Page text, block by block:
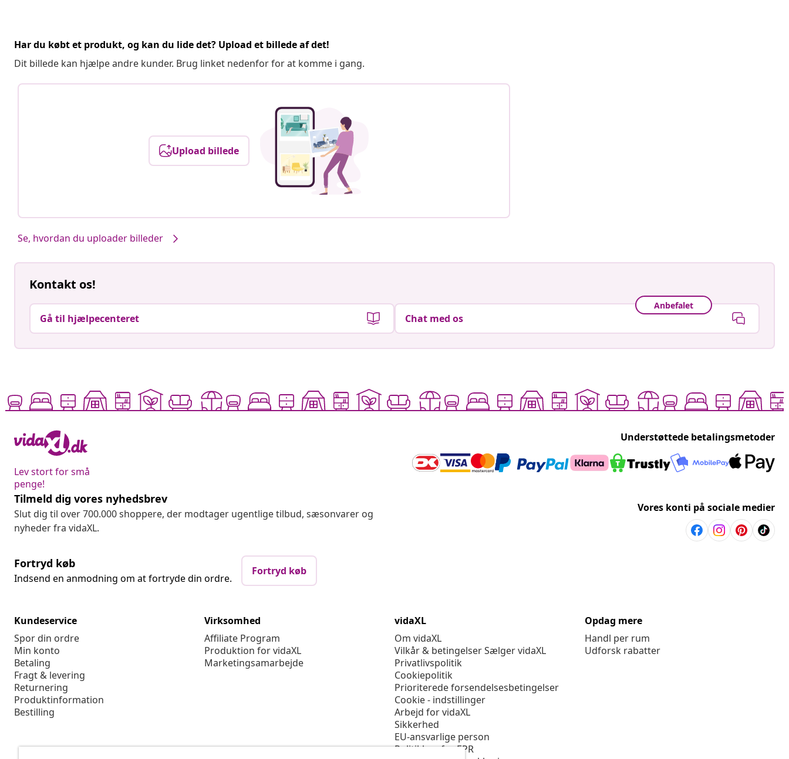
Har du købt et produkt, og kan du lide det? Upload et billede af det!
Dit billede kan hjælpe andre kunder. Brug linket nedenfor for at komme i gang.
Upload billede
Se, hvordan du uploader billeder
Kontakt os!
Gå til hjælpecenteret
Anbefalet
Chat med os
Lev stort for små
penge!
Understøttede betalingsmetoder
Tilmeld dig vores nyhedsbrev
Slut dig til over 700.000 shoppere, der modtager ugentlige tilbud, sæsonvarer og
nyheder fra vidaXL.
Vores konti på sociale medier
Fortryd køb
Indsend en anmodning om at fortryde din ordre.
Fortryd køb
Kundeservice
Spor din ordre
Min konto
Betaling
Fragt & levering
Returnering
Produktinformation
Bestilling
Virksomhed
Affiliate Program
Produktion for vidaXL
Marketingsamarbejde
vidaXL
Om vidaXL
Vilkår & betingelser Sælger vidaXL
Privatlivspolitik
Cookiepolitik
Prioriterede forsendelsesbetingelser
Cookie - indstillinger
Arbejd for vidaXL
Sikkerhed
EU-ansvarlige person
Politikken for EPR
Opdag mere
Handl per rum
Udforsk rabatter